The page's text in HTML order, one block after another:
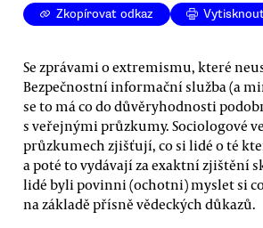
Zkopírovat odkaz
Se zprávami o extremismu, které
Bezpečnostní informační služba (a
se to má co do důvěryhodnosti
s veřejnými průzkumy. Sociologové
průzkumech zjišťují, co si lidé o té
a poté to vydávají za exaktní zjištění
lidé byli povinni (ochotni) myslet si
na základě přísně vědeckých důkazů.